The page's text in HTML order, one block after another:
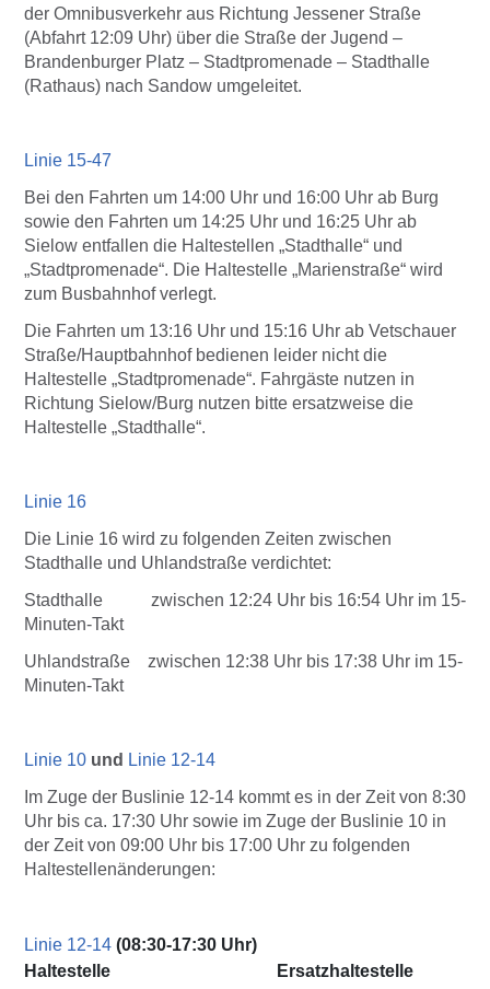
der Omnibusverkehr aus Richtung Jessener Straße
(Abfahrt 12:09 Uhr) über die Straße der Jugend –
Brandenburger Platz – Stadtpromenade – Stadthalle
(Rathaus) nach Sandow umgeleitet.
Linie 15-47
Bei den Fahrten um 14:00 Uhr und 16:00 Uhr ab Burg
sowie den Fahrten um 14:25 Uhr und 16:25 Uhr ab
Sielow entfallen die Haltestellen „Stadthalle“ und
„Stadtpromenade“. Die Haltestelle „Marienstraße“ wird
zum Busbahnhof verlegt.
Die Fahrten um 13:16 Uhr und 15:16 Uhr ab Vetschauer
Straße/Hauptbahnhof bedienen leider nicht die
Haltestelle „Stadtpromenade“. Fahrgäste nutzen in
Richtung Sielow/Burg nutzen bitte ersatzweise die
Haltestelle „Stadthalle“.
Linie 16
Die Linie 16 wird zu folgenden Zeiten zwischen
Stadthalle und Uhlandstraße verdichtet:
Stadthalle zwischen 12:24 Uhr bis 16:54 Uhr im 15-
Minuten-Takt
Uhlandstraße zwischen 12:38 Uhr bis 17:38 Uhr im 15-
Minuten-Takt
Linie 10 und Linie 12-14
Im Zuge der Buslinie 12-14 kommt es in der Zeit von 8:30
Uhr bis ca. 17:30 Uhr sowie im Zuge der Buslinie 10 in
der Zeit von 09:00 Uhr bis 17:00 Uhr zu folgenden
Haltestellenänderungen:
Linie 12-14 (08:30-17:30 Uhr)
Haltestelle
Ersatzhaltestelle